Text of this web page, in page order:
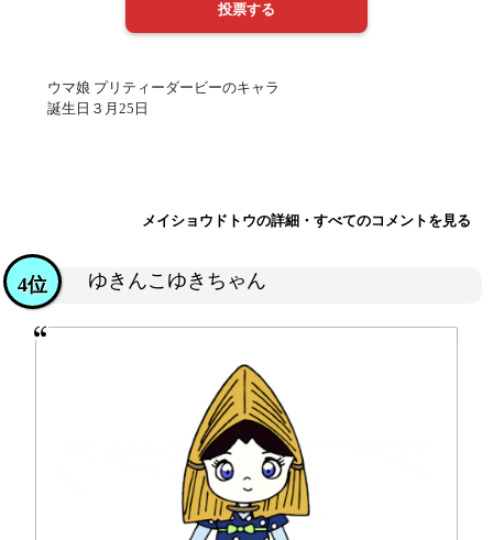
ウマ娘 プリティーダービーのキャラ
誕生日３月25日
メイショウドトウの詳細・すべてのコメントを見る
ゆきんこゆきちゃん
4位